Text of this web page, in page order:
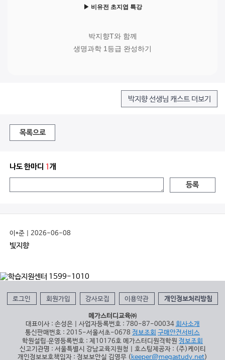
▶ 비유전 초지엽 특강
박지향T와 함께
생명과학 1등급 완성하기
박지향 선생님 캐스트 더보기
목록으로
나도 한마디 1개
등록
이*준 | 2026-06-08
빛지향
로그인 회원가입 강사모집 이용약관 개인정보처리방침
메가스터디교육㈜
대표이사 : 손성은 | 사업자등록번호 : 780-87-00034 회사소개
통신판매번호 : 2015-서울서초-0678 정보조회 구매안전서비스
학원설립∙운영등록번호 : 제10176호 메가스터디원격학원 정보조회
신고기관명 : 서울특별시 강남교육지원청 | 호스팅제공자 : (주)케이티
개인정보보호책임자 : 정보보안실 김영무 ( keeper@megastudy.net)